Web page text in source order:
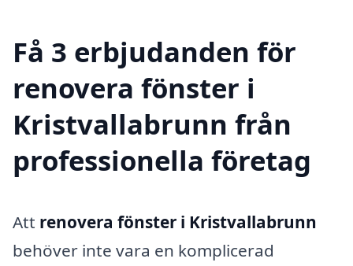
Få 3 erbjudanden för
renovera fönster i
Kristvallabrunn från
professionella företag
Att renovera fönster i Kristvallabrunn
behöver inte vara en komplicerad